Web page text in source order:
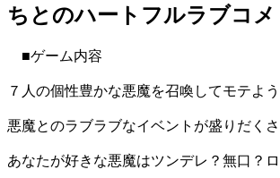
ちとのハートフルラブコメ
■ゲーム内容
７人の個性豊かな悪魔を召喚してモテよ
悪魔とのラブラブなイベントが盛りだく
あなたが好きな悪魔はツンデレ？無口？